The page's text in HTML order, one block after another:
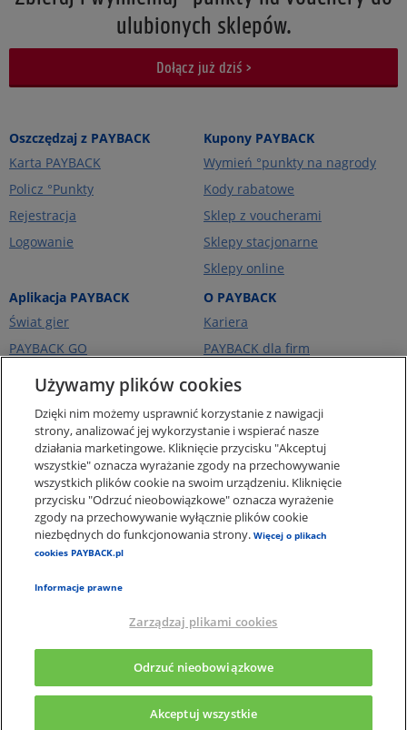
ulubionych sklepów.
Dołącz już dziś >
Oszczędzaj z PAYBACK
Karta PAYBACK
Policz °Punkty
Rejestracja
Logowanie
Kupony PAYBACK
Wymień °punkty na nagrody
Kody rabatowe
Sklep z voucherami
Sklepy stacjonarne
Sklepy online
Aplikacja PAYBACK
Świat gier
PAYBACK GO
Ceny paliw
O PAYBACK
Kariera
PAYBACK dla firm
PAYBACK Ekstra
O firmie
Pomoc i kontakt
Pogotowie Punktowe -
punkty za zakupy online
Regulaminy i Ochrona
Danych
Polityka plików Cookies
Używamy plików cookies
Dzięki nim możemy usprawnić korzystanie z nawigacji
strony, analizować jej wykorzystanie i wspierać nasze
działania marketingowe. Kliknięcie przycisku "Akceptuj
wszystkie" oznacza wyrażanie zgody na przechowywanie
wszystkich plików cookie na swoim urządzeniu. Kliknięcie
przycisku "Odrzuć nieobowiązkowe" oznacza wyrażenie
zgody na przechowywanie wyłącznie plików cookie
niezbędnych do funkcjonowania strony.Więcej o plikach
cookies PAYBACK.pl
Informacje prawne
Zarządzaj plikami cookies
Odrzuć nieobowiązkowe
Akceptuj wszystkie
×
Pobierz apkę, a punkty wymień na nagrody